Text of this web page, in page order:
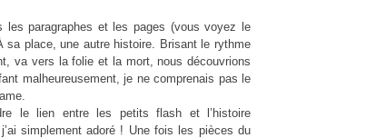
paragraphes et les pages (vous voyez le
sa place, une autre histoire. Brisant le rythme
va vers la folie et la mort, nous découvrions
malheureusement, je ne comprenais pas le
le lien entre les petits flash et l’histoire
simplement adoré ! Une fois les pièces du